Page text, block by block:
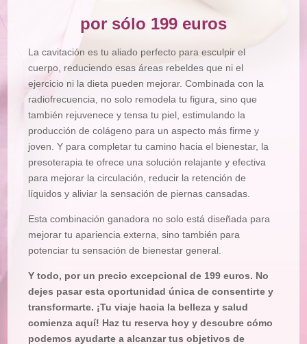
por sólo 199 euros
La cavitación es tu aliado perfecto para esculpir el
cuerpo, reduciendo esas áreas rebeldes que ni el
ejercicio ni la dieta pueden mejorar. Combinada con la
radiofrecuencia, no solo remodela tu figura, sino que
también rejuvenece y tensa tu piel, estimulando la
producción de colágeno para un aspecto más firme y
joven. Y para completar tu camino hacia el bienestar, la
presoterapia te ofrece una solución relajante y efectiva
para mejorar la circulación, reducir la retención de
líquidos y aliviar la sensación de piernas cansadas.
Esta combinación ganadora no solo está diseñada para
mejorar tu apariencia externa, sino también para
potenciar tu sensación de bienestar general.
Y todo, por un precio excepcional de 199 euros. No
dejes pasar esta oportunidad única de consentirte y
transformarte. ¡Tu viaje hacia la belleza y salud
comienza aquí! Haz tu reserva hoy y descubre cómo
podemos ayudarte a alcanzar tus objetivos de